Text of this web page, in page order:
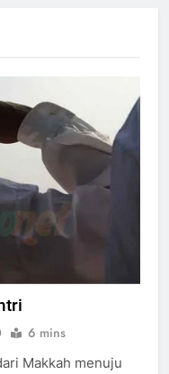
6 mins
Makkah menuju